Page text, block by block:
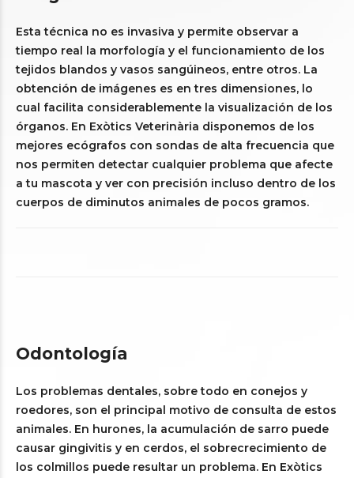
Esta técnica no es invasiva y permite observar a
tiempo real la morfología y el funcionamiento de los
tejidos blandos y vasos sangúineos, entre otros. La
obtención de imágenes es en tres dimensiones, lo
cual facilita considerablemente la visualización de los
órganos. En Exòtics Veterinària disponemos de los
mejores ecógrafos con sondas de alta frecuencia que
nos permiten detectar cualquier problema que afecte
a tu mascota y ver con precisión incluso dentro de los
cuerpos de diminutos animales de pocos gramos.
Odontología
Los problemas dentales, sobre todo en conejos y
roedores, son el principal motivo de consulta de estos
animales. En hurones, la acumulación de sarro puede
causar gingivitis y en cerdos, el sobrecrecimiento de
los colmillos puede resultar un problema. En Exòtics